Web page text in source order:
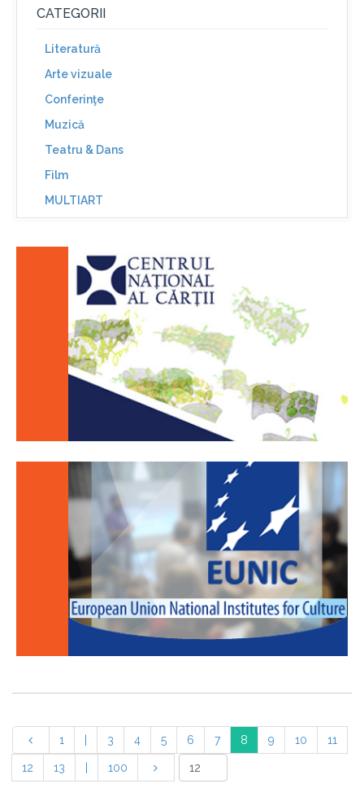
CATEGORII
Literatură
Arte vizuale
Conferinţe
Muzică
Teatru & Dans
Film
MULTIART
1 3 4 5 6 7 8 9 10 11
12 13 100